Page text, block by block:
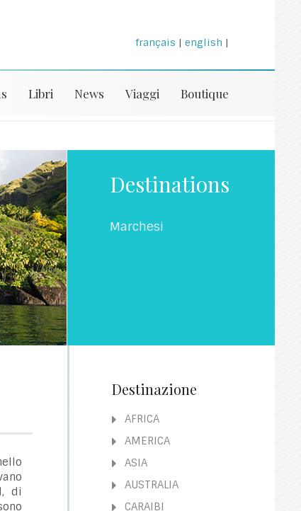
français | english |
Boutique
Viaggi
News
Libri
Destinations
Marchesi
Destinazione
AFRICA
AMERICA
ASIA
AUSTRALIA
CARAIBI
di